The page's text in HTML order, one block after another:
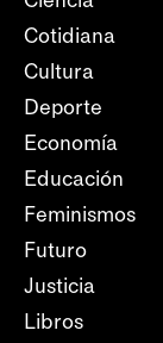
Cotidiana
Cultura
Deporte
Economía
Educación
Feminismos
Futuro
Justicia
Libros